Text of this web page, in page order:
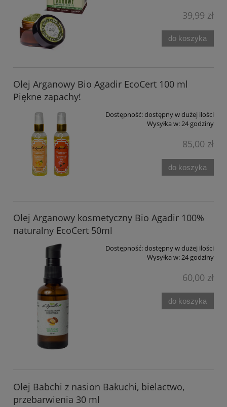
39,99 zł
do koszyka
Olej Arganowy Bio Agadir EcoCert 100 ml
Piękne zapachy!
Dostępność:dostępny w dużej ilości
Wysyłka w:24 godziny
85,00 zł
do koszyka
Olej Arganowy kosmetyczny Bio Agadir 100%
naturalny EcoCert 50ml
Dostępność:dostępny w dużej ilości
Wysyłka w:24 godziny
60,00 zł
do koszyka
Olej Babchi z nasion Bakuchi, bielactwo,
przebarwienia 30 ml